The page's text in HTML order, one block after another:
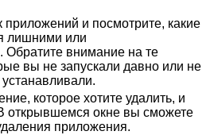
приложений и посмотрите, какие
лишними или
Обратите внимание на те
вы не запускали давно или не
которое хотите удалить, и
открывшемся окне вы сможете
приложения.